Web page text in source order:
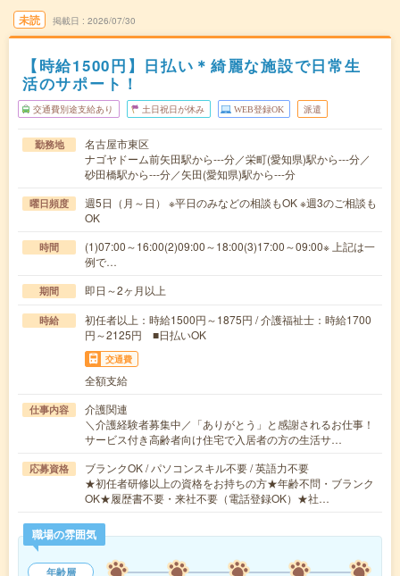
未読 掲載日 2026/07/30
【時給1500円】日払い＊綺麗な施設で日常生
活のサポート！
交通費別途支給あり 土日祝日が休み WEB登録OK 派遣
勤務地
名古屋市東区
ナゴヤドーム前矢田駅から---分／栄町(愛知県)駅から---分／
砂田橋駅から---分／矢田(愛知県)駅から---分
曜日頻度
週5日（月～日） ※平日のみなどの相談もOK ※週3のご相談も
OK
時間
(1)07:00～16:00(2)09:00～18:00(3)17:00～09:00※ 上記は一
例で…
期間 即日～2ヶ月以上
時給
初任者以上：時給1500円～1875円 / 介護福祉士：時給1700
円～2125円 ■日払いOK
交通費
全額支給
仕事内容
介護関連
＼介護経験者募集中／「ありがとう」と感謝されるお仕事！
サービス付き高齢者向け住宅で入居者の方の生活サ…
応募資格
ブランクOK / パソコンスキル不要 / 英語力不要
★初任者研修以上の資格をお持ちの方★年齢不問・ブランク
OK★履歴書不要・来社不要（電話登録OK）★社…
職場の雰囲気
年齢層